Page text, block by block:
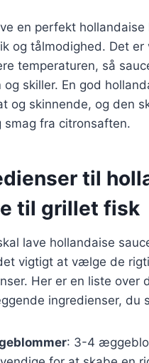
en perfekt
og tålmodighed. Det er
temperaturen, så
og skiller. En god
og skinnende, og den
smag fra citronsaften.
til
til grillet fisk
lave hollandaise
vigtigt at vælge de
Her er en liste over
ingredienser, du
: 3-4